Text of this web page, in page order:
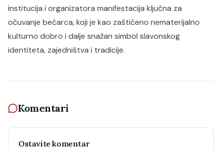
institucija i organizatora manifestacija ključna za
očuvanje bećarca, koji je kao zaštićeno nematerijalno
kulturno dobro i dalje snažan simbol slavonskog
identiteta, zajedništva i tradicije.
Komentari
Ostavite komentar